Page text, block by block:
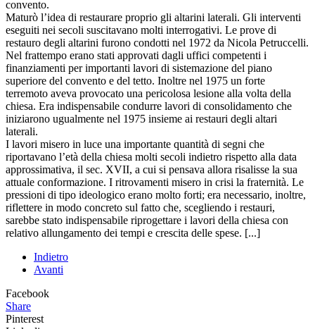
convento.
Maturò l’idea di restaurare proprio gli altarini laterali. Gli interventi
eseguiti nei secoli suscitavano molti interrogativi. Le prove di
restauro degli altarini furono condotti nel 1972 da Nicola Petruccelli.
Nel frattempo erano stati approvati dagli uffici competenti i
finanziamenti per importanti lavori di sistemazione del piano
superiore del convento e del tetto. Inoltre nel 1975 un forte
terremoto aveva provocato una pericolosa lesione alla volta della
chiesa. Era indispensabile condurre lavori di consolidamento che
iniziarono ugualmente nel 1975 insieme ai restauri degli altari
laterali.
I lavori misero in luce una importante quantità di segni che
riportavano l’età della chiesa molti secoli indietro rispetto alla data
approssimativa, il sec. XVII, a cui si pensava allora risalisse la sua
attuale conformazione. I ritrovamenti misero in crisi la fraternità. Le
pressioni di tipo ideologico erano molto forti; era necessario, inoltre,
riflettere in modo concreto sul fatto che, scegliendo i restauri,
sarebbe stato indispensabile riprogettare i lavori della chiesa con
relativo allungamento dei tempi e crescita delle spese. [...]
Indietro
Avanti
Facebook
Share
Pinterest